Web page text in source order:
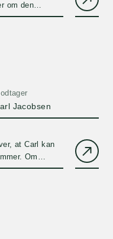
om den
Jacobsen
at Carl kan
Om